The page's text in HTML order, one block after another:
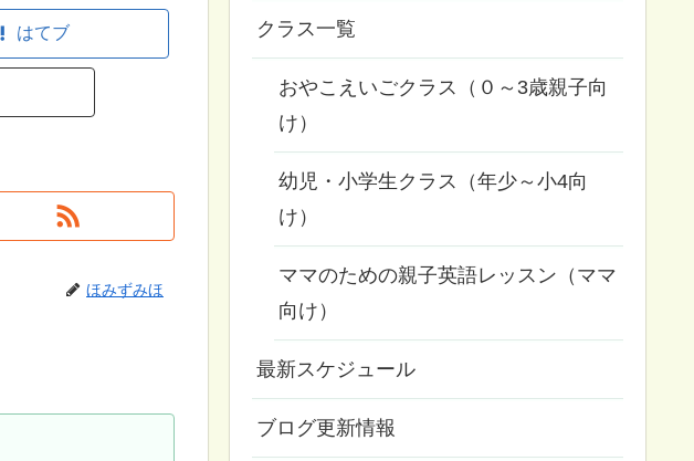
はてブ
ほみずみほ
クラス一覧
おやこえいごクラス（０～3歳親子向
け）
幼児・小学生クラス（年少～小4向
け）
ママのための親子英語レッスン（ママ
向け）
最新スケジュール
ブログ更新情報